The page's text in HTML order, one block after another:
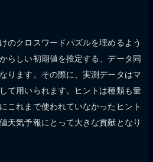
のクロスワードパズルを埋めるよう
らしい初期値を推定する、データ同
ります。その際に、実測データはマ
て用いられます。ヒントは種類も量
これまで使われていなかったヒント
天気予報にとって大きな貢献となり